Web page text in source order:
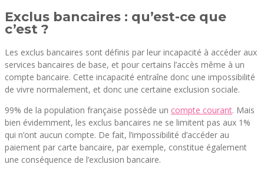
Exclus bancaires : qu’est-ce que
c’est ?
Les exclus bancaires sont définis par leur incapacité à accéder aux
services bancaires de base, et pour certains l’accès même à un
compte bancaire. Cette incapacité entraîne donc une impossibilité
de vivre normalement, et donc une certaine exclusion sociale.
99% de la population française possède un compte courant. Mais
bien évidemment, les exclus bancaires ne se limitent pas aux 1%
qui n’ont aucun compte. De fait, l’impossibilité d’accéder au
paiement par carte bancaire, par exemple, constitue également
une conséquence de l’exclusion bancaire.